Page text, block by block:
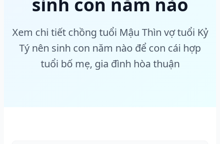
Xem chi tiết chồng tuổi Mậu Thìn vợ tuổi Kỷ
Tý nên sinh con năm nào để con cái hợp
tuổi bố mẹ, gia đình hòa thuận